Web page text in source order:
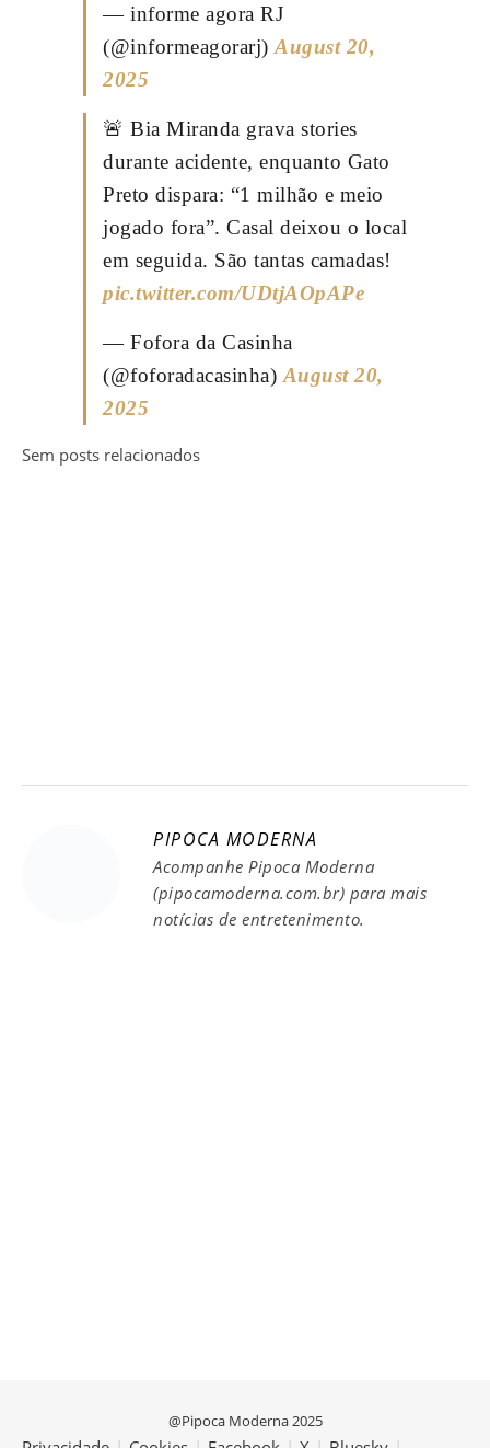
— informe agora RJ
(@informeagorarj) August 20,
2025
🚨 Bia Miranda grava stories
durante acidente, enquanto Gato
Preto dispara: “1 milhão e meio
jogado fora”. Casal deixou o local
em seguida. São tantas camadas!
pic.twitter.com/UDtjAOpAPe
— Fofora da Casinha
(@foforadacasinha) August 20,
2025
Sem posts relacionados
PIPOCA MODERNA
Acompanhe Pipoca Moderna
(pipocamoderna.com.br) para mais
notícias de entretenimento.
@Pipoca Moderna 2025